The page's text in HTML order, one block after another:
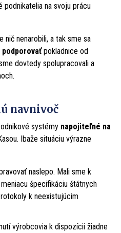
podnikatelia na svoju prácu
nič nenarobili, a tak sme sa
podporovaťpokladnice od
dovtedy spolupracovali a
navnivoč
systémy napojiteľné na
Ibaže situáciu výrazne
naslepo. Mali sme k
špecifikáciu štátnych
k neexistujúcim
výrobcovia k dispozícii žiadne